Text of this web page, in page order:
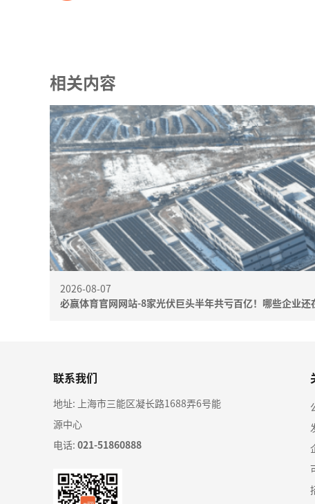
相关内容
2026-08-07
必赢体育官网网站-8家光伏巨头半年共亏百亿！哪些企业还
联系我们
地址: 上海市三能区凝长路1688弄6号能
源中心
电话:021-51860888